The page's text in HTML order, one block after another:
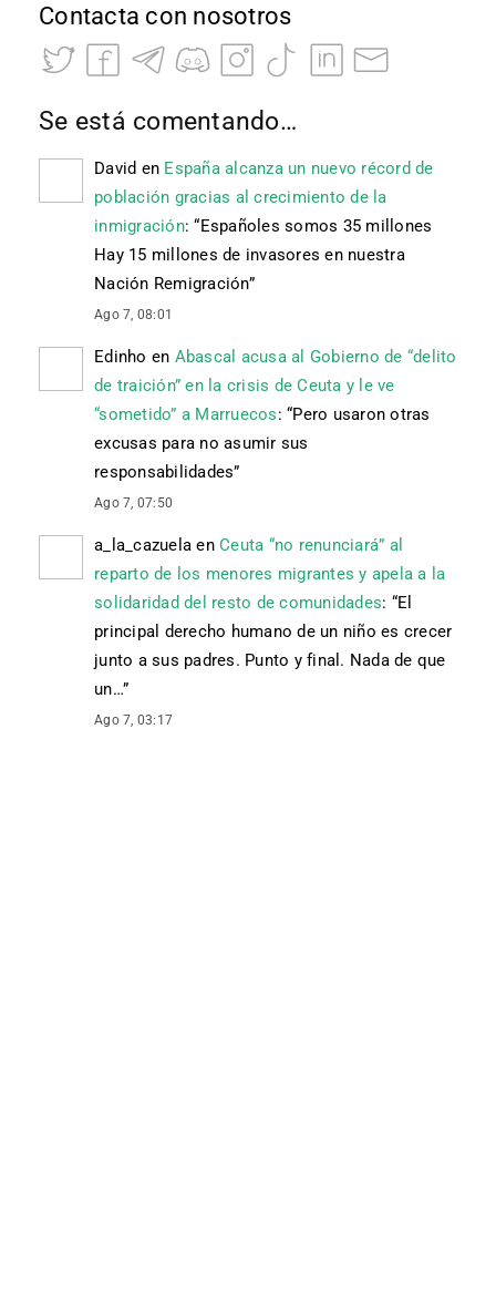
Contacta con nosotros
Se está comentando…
David en España alcanza un nuevo récord de
población gracias al crecimiento de la
inmigración: “Españoles somos 35 millones
Hay 15 millones de invasores en nuestra
Nación Remigración”
Ago 7, 08:01
Edinho en Abascal acusa al Gobierno de “delito
de traición” en la crisis de Ceuta y le ve
“sometido” a Marruecos: “Pero usaron otras
excusas para no asumir sus
responsabilidades”
Ago 7, 07:50
a_la_cazuela en Ceuta “no renunciará” al
reparto de los menores migrantes y apela a la
solidaridad del resto de comunidades: “El
principal derecho humano de un niño es crecer
junto a sus padres. Punto y final. Nada de que
un…”
Ago 7, 03:17